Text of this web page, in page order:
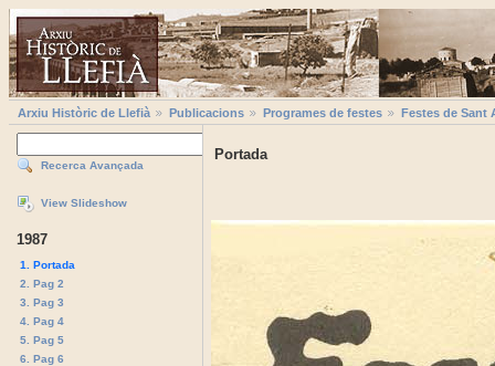
Arxiu Històric de Llefià Publicacions Programes de festes Festes de Sant
Recerca Avançada
View Slideshow
1987
1. Portada
2. Pag 2
3. Pag 3
4. Pag 4
5. Pag 5
6. Pag 6
Portada